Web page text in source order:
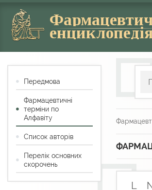
L
Передмова
Фармацевтичні
терміни по
Алфавіту
Список авторів
Перелік основних
скорочень